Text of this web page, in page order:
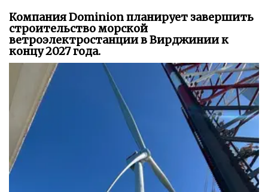
Компания Dominion планирует завершить
строительство морской
ветроэлектростанции в Вирджинии к
концу 2027 года.